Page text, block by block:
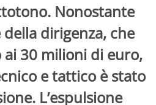
Nonostante
dirigenza, che
30 milioni di euro,
e tattico è stato
L’espulsione